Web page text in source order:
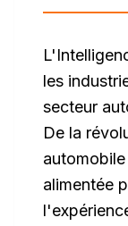
les
secteur
De la
alimentée